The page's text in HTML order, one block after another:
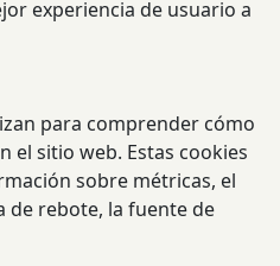
experiencia de usuario a
para comprender cómo
el sitio web. Estas cookies
sobre métricas, el
de rebote, la fuente de